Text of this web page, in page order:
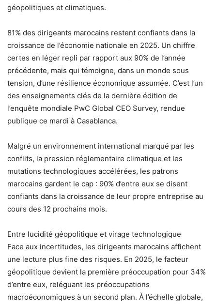
géopolitiques et climatiques.
81% des dirigeants marocains restent confiants dans la
croissance de l’économie nationale en 2025. Un chiffre
certes en léger repli par rapport aux 90% de l’année
précédente, mais qui témoigne, dans un monde sous
tension, d’une résilience économique assumée. C’est l’un
des enseignements clés de la dernière édition de
l’enquête mondiale PwC Global CEO Survey, rendue
publique ce mardi à Casablanca.
Malgré un environnement international marqué par les
conflits, la pression réglementaire climatique et les
mutations technologiques accélérées, les patrons
marocains gardent le cap : 90% d’entre eux se disent
confiants dans la croissance de leur propre entreprise au
cours des 12 prochains mois.
Entre lucidité géopolitique et virage technologique
Face aux incertitudes, les dirigeants marocains affichent
une lecture plus fine des risques. En 2025, le facteur
géopolitique devient la première préoccupation pour 34%
d’entre eux, reléguant les préoccupations
macroéconomiques à un second plan. À l’échelle globale,